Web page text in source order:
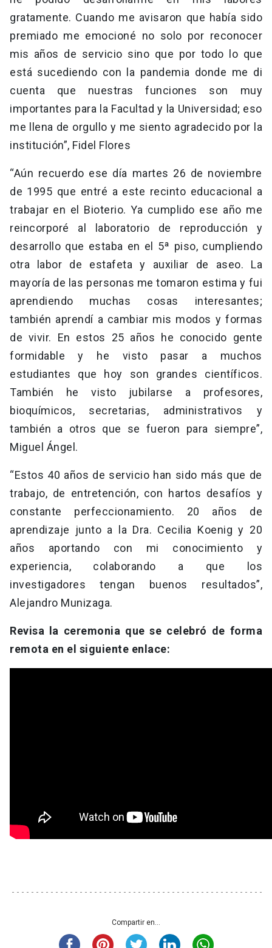
gratamente. Cuando me avisaron que había sido
premiado me emocioné no solo por reconocer
mis años de servicio sino que por todo lo que
está sucediendo con la pandemia donde me di
cuenta que nuestras funciones son muy
importantes para la Facultad y la Universidad; eso
me llena de orgullo y me siento agradecido por la
institución”, Fidel Flores
“Aún recuerdo ese día martes 26 de noviembre
de 1995 que entré a este recinto educacional a
trabajar en el Bioterio. Ya cumplido ese año me
reincorporé al laboratorio de reproducción y
desarrollo que estaba en el 5ª piso, cumpliendo
otra labor de estafeta y auxiliar de aseo. La
mayoría de las personas me tomaron estima y fui
aprendiendo muchas cosas interesantes;
también aprendí a cambiar mis modos y formas
de vivir. En estos 25 años he conocido gente
formidable y he visto pasar a muchos
estudiantes que hoy son grandes científicos.
También he visto jubilarse a profesores,
bioquímicos, secretarias, administrativos y
también a otros que se fueron para siempre”,
Miguel Ángel.
“Estos 40 años de servicio han sido más que de
trabajo, de entretención, con hartos desafíos y
constante perfeccionamiento. 20 años de
aprendizaje junto a la Dra. Cecilia Koenig y 20
años aportando con mi conocimiento y
experiencia, colaborando a que los
investigadores tengan buenos resultados”,
Alejandro Munizaga.
Revisa la ceremonia que se celebró de forma
remota en el siguiente enlace:
Compartir en...